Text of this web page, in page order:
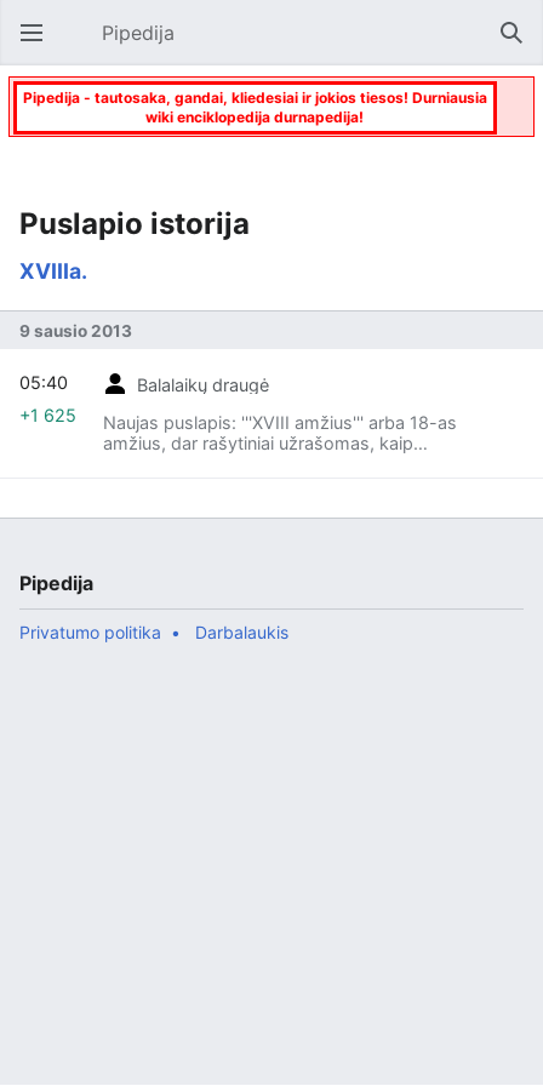
Atverti pagrindinį meniu Pipedija
Pipedija - tautosaka, gandai, kliedesiai ir jokios tiesos! Durniausia
wiki enciklopedija durnapedija!
Puslapio istorija
XVIIIa.
9 sausio 2013
Balalaikų draugė
Naujas puslapis: '''XVIII amžius''' arba 18-as
amžius, dar rašytiniai užrašomas, kaip
05:40
+1 625
Pipedija
Privatumo politika Darbalaukis